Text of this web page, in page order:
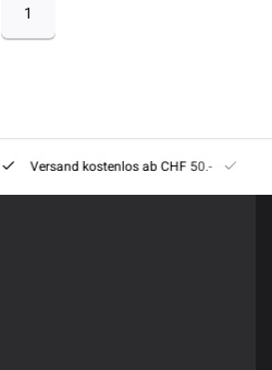
1
Versand kostenlos ab CHF 50.-